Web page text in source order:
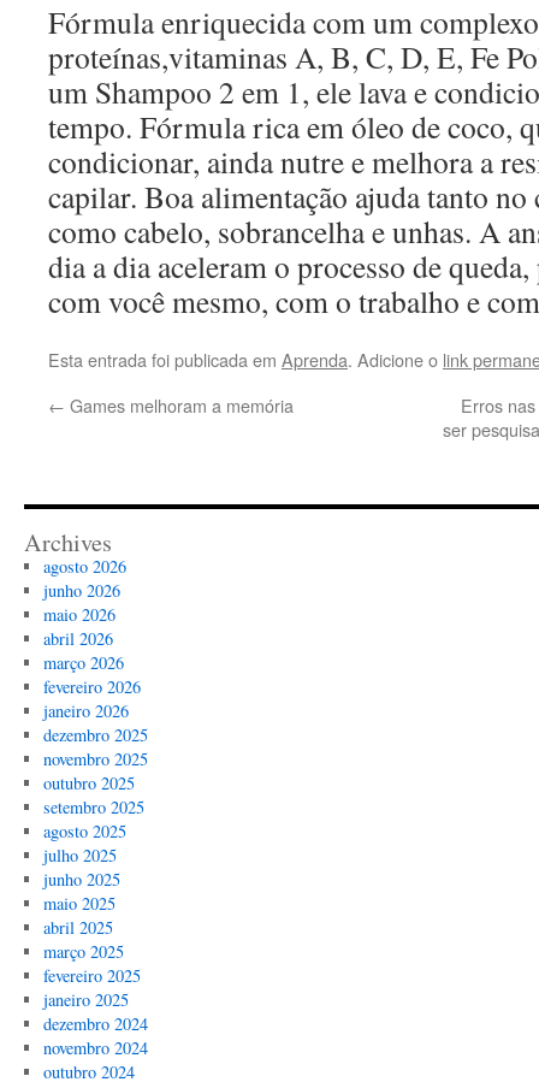
Fórmula enriquecida com um
proteínas,vitaminas A, B, C, D, E, Fe
um Shampoo 2 em 1, ele lava e
tempo. Fórmula rica em óleo de coco,
condicionar, ainda nutre e melhora a
capilar. Boa alimentação ajuda tanto no
como cabelo, sobrancelha e unhas. A
dia a dia aceleram o processo de
com você mesmo, com o trabalho e
Esta entrada foi publicada em Aprenda. Adicione o link
← Games melhoram a memória
Erros
ser
Archives
agosto 2026
junho 2026
maio 2026
abril 2026
março 2026
fevereiro 2026
janeiro 2026
dezembro 2025
novembro 2025
outubro 2025
setembro 2025
agosto 2025
julho 2025
junho 2025
maio 2025
abril 2025
março 2025
fevereiro 2025
janeiro 2025
dezembro 2024
novembro 2024
outubro 2024